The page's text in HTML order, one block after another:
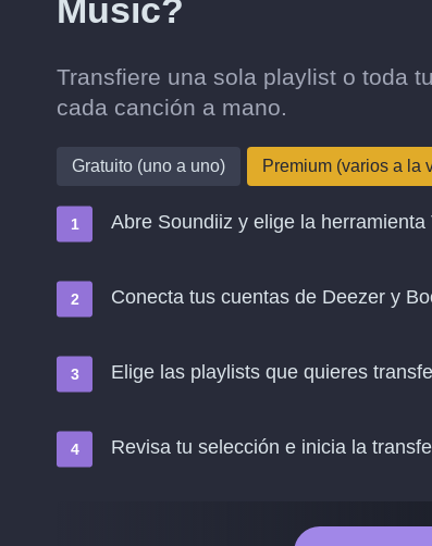
Music?
Transfiere una sola playlist o toda
cada canción a mano.
Gratuito (uno a uno) Premium (varios a la
Abre Soundiiz y elige la herramienta
Conecta tus cuentas de Deezer y
Elige las playlists que quieres
Revisa tu selección e inicia la